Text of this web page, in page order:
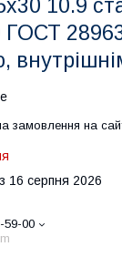
10.9
ГОСТ
замовлення на
16 серпня 2026
59-00